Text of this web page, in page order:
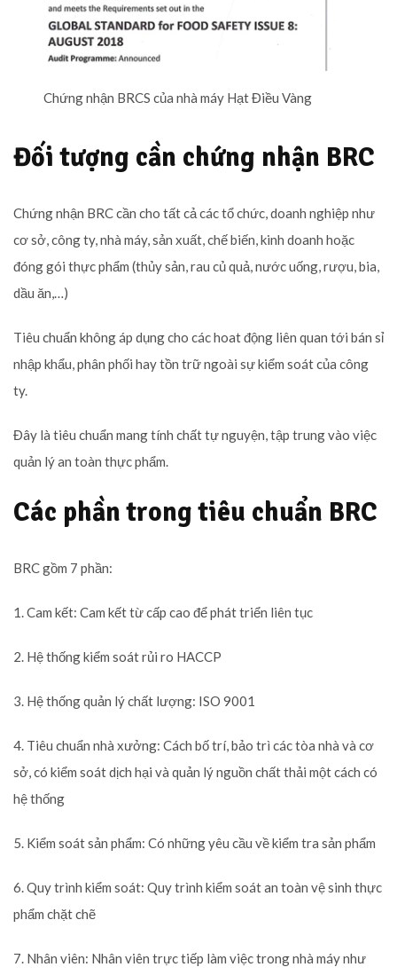
Chứng nhận BRCS của nhà máy Hạt Điều Vàng
Đối tượng cần chứng nhận BRC
Chứng nhận BRC cần cho tất cả các tổ chức, doanh nghiệp như
cơ sở, công ty, nhà máy, sản xuất, chế biến, kinh doanh hoặc
đóng gói thực phẩm (thủy sản, rau củ quả, nước uống, rượu, bia,
dầu ăn,…)
Tiêu chuẩn không áp dụng cho các hoat động liên quan tới bán sỉ
nhập khẩu, phân phối hay tồn trữ ngoài sự kiểm soát của công
ty.
Đây là tiêu chuẩn mang tính chất tự nguyện, tập trung vào việc
quản lý an toàn thực phẩm.
Các phần trong tiêu chuẩn BRC
BRC gồm 7 phần:
1. Cam kết: Cam kết từ cấp cao để phát triển liên tục
2. Hệ thống kiểm soát rủi ro HACCP
3. Hệ thống quản lý chất lượng: ISO 9001
4. Tiêu chuẩn nhà xưởng: Cách bố trí, bảo trì các tòa nhà và cơ
sở, có kiểm soát dịch hại và quản lý nguồn chất thải một cách có
hệ thống
5. Kiểm soát sản phẩm: Có những yêu cầu về kiểm tra sản phẩm
6. Quy trình kiểm soát: Quy trình kiểm soát an toàn vệ sinh thực
phẩm chặt chẽ
7. Nhân viên: Nhân viên trực tiếp làm việc trong nhà máy như